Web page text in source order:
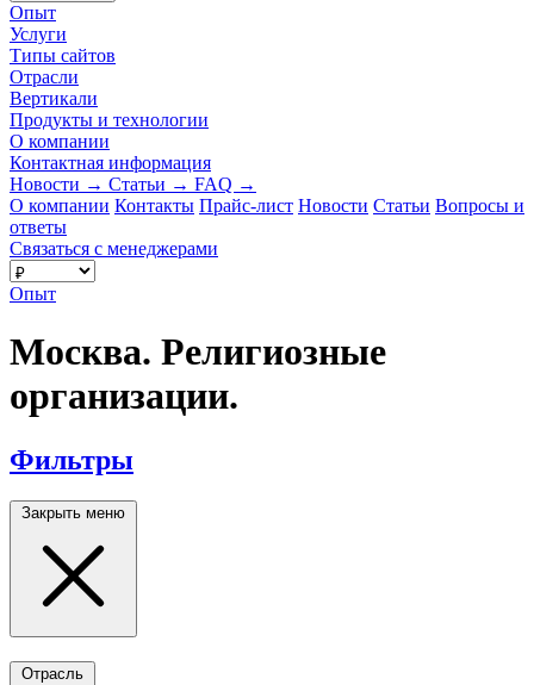
Опыт
Услуги
Типы сайтов
Отрасли
Вертикали
Продукты и технологии
О компании
Контактная информация
Новости → Статьи → FAQ →
О компании Контакты Прайс-лист Новости Статьи Вопросы и
ответы
Связаться с менеджерами
Опыт
Москва. Религиозные
организации.
Фильтры
Закрыть меню
Отрасль